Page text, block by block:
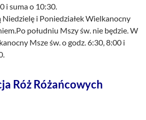
i suma o 10:30.
Niedzielę i Poniedziałek Wielkanocny
południu Mszy św. nie będzie. W
Msze św. o godz. 6:30, 8:00 i
Róż Różańcowych